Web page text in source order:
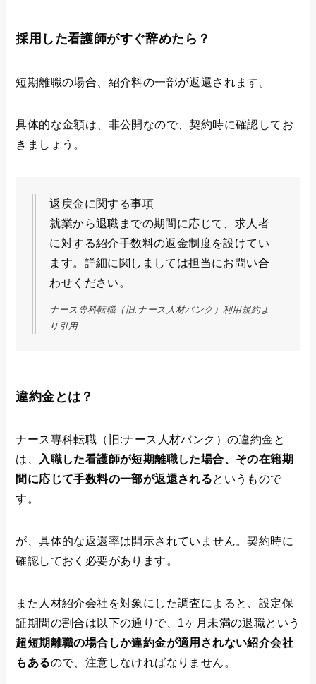
採用した看護師がすぐ辞めたら？
短期離職の場合、紹介料の一部が返還されます。
具体的な金額は、非公開なので、契約時に確認してお
きましょう。
返戻金に関する事項
就業から退職までの期間に応じて、求人者
に対する紹介手数料の返金制度を設けてい
ます。詳細に関しましては担当にお問い合
わせください。
ナース専科転職（旧:ナース人材バンク）利用規約よ
り引用
違約金とは？
ナース専科転職（旧:ナース人材バンク）の違約金と
は、
入職した看護師が短期離職した場合、その在籍期
間に応じて手数料の一部が返還されるというもので
す。
が、具体的な返還率は開示されていません。契約時に
確認しておく必要があります。
また人材紹介会社を対象にした調査によると、設定保
証期間の割合は以下の通りで、1ヶ月未満の退職という
超短期離職の場合しか違約金が適用されない紹介会社
もあるので、注意しなければなりません。